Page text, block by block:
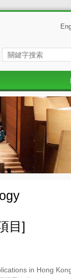
目]
in Hong